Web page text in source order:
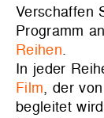
Verschaffen
Programm
Reihen.
In jeder
Film, der
begleitet